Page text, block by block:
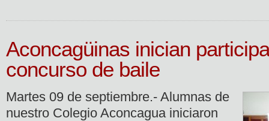
Aconcagüinas inician
concurso de baile
Martes 09 de septiembre.- Alumnas de
nuestro Colegio Aconcagua iniciaron